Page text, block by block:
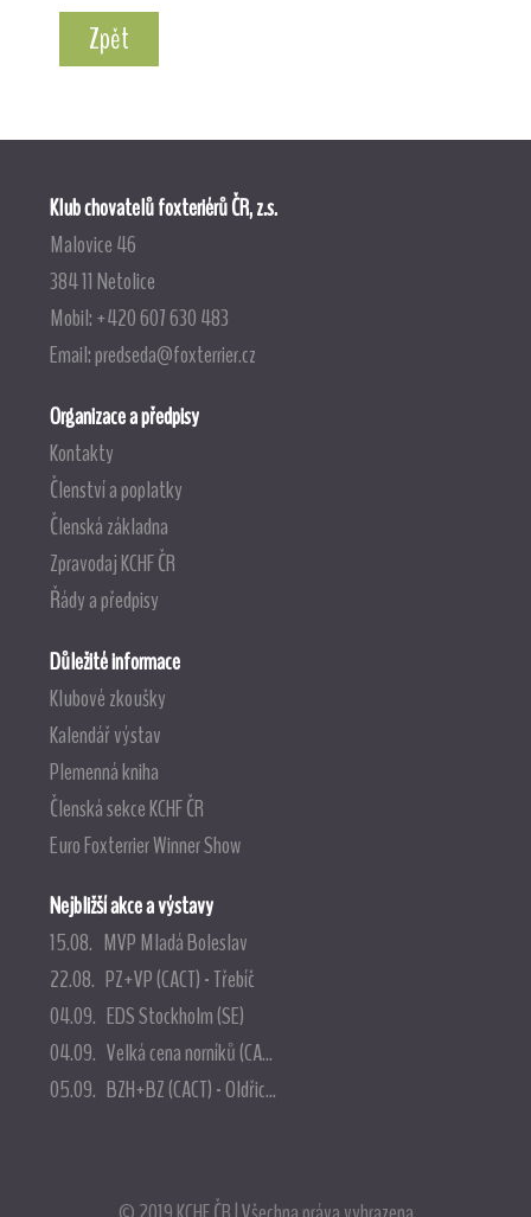
Zpět
Klub chovatelů foxteriérů ČR, z.s.
Malovice 46
384 11 Netolice
Mobil: +420 607 630 483
Email:predseda@foxterrier.cz
Organizace a předpisy
Kontakty
Členství a poplatky
Členská základna
Zpravodaj KCHF ČR
Řády a předpisy
Důležité informace
Klubové zkoušky
Kalendář výstav
Plemenná kniha
Členská sekce KCHF ČR
Euro Foxterrier Winner Show
Nejbližší akce a výstavy
15.08. MVP Mladá Boleslav
22.08. PZ+VP (CACT) - Třebíč
04.09. EDS Stockholm (SE)
04.09. Velká cena norníků (CA...
05.09. BZH+BZ (CACT) - Oldřic...